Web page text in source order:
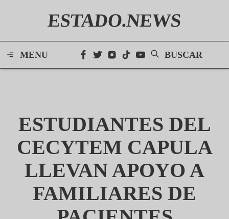
ESTADO.NEWS
MENU BUSCAR
ESTUDIANTES DEL
CECYTEM CAPULA
LLEVAN APOYO A
FAMILIARES DE